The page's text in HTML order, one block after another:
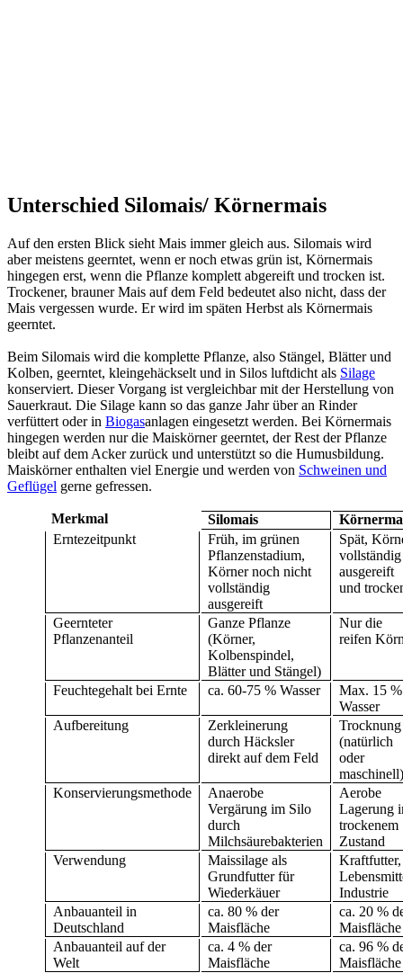
Unterschied Silomais/ Körnermais
Auf den ersten Blick sieht Mais immer gleich aus. Silomais wird
aber meistens geerntet, wenn er noch etwas grün ist, Körnermais
hingegen erst, wenn die Pflanze komplett abgereift und trocken ist.
Trockener, brauner Mais auf dem Feld bedeutet also nicht, dass der
Mais vergessen wurde. Er wird im späten Herbst als Körnermais
geerntet.
Beim Silomais wird die komplette Pflanze, also Stängel, Blätter und
Kolben, geerntet, kleingehäckselt und in Silos luftdicht als Silage
konserviert. Dieser Vorgang ist vergleichbar mit der Herstellung von
Sauerkraut. Die Silage kann so das ganze Jahr über an Rinder
verfüttert oder in Biogasanlagen eingesetzt werden. Bei Körnermais
hingegen werden nur die Maiskörner geerntet, der Rest der Pflanze
bleibt auf dem Acker zurück und unterstützt so die Humusbildung.
Maiskörner enthalten viel Energie und werden von Schweinen und
Geflügel gerne gefressen.
Merkmal Silomais
Erntezeitpunkt
Früh, im grünen
Pflanzenstadium,
Körner noch nicht
vollständig
ausgereift
Spät,
vollständig
ausgereift
und
Geernteter
Pflanzenanteil
Ganze Pflanze
(Körner,
Kolbenspindel,
Blätter und Stängel)
Nur die
reifen
Feuchtegehalt bei Ernte ca. 60-75 % Wasser
Max. 15 %
Wasser
Aufbereitung
Zerkleinerung
durch Häcksler
direkt auf dem Feld
Trocknung
(natürlich
oder
Konservierungsmethode
Anaerobe
Vergärung im Silo
durch
Milchsäurebakterien
Aerobe
Lagerung
trockenem
Zustand
Verwendung
Maissilage als
Grundfutter für
Wiederkäuer
Kraftfutter,
Industrie
Anbauanteil in
Deutschland
ca. 80 % der
Maisfläche
ca. 20 %
Maisfläche
Anbauanteil auf der
Welt
ca. 4 % der
Maisfläche
ca. 96 %
Maisfläche